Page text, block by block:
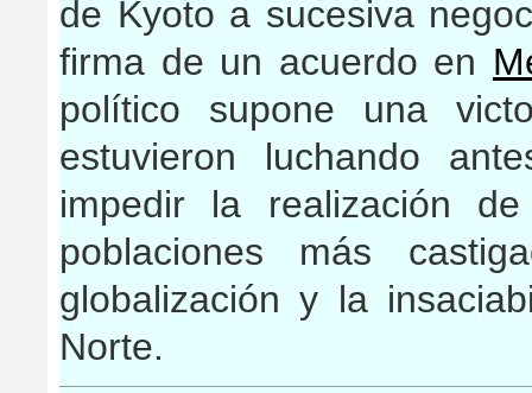
de Kyoto a sucesiva
firma de un acuerdo en
político supone una
estuvieron luchando
impedir la realización
poblaciones más
globalización y la
Norte.